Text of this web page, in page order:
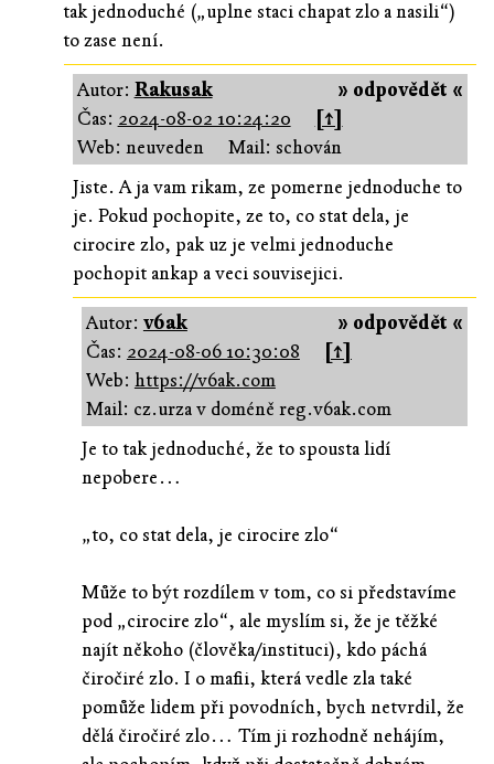
tak jednoduché („uplne staci chapat zlo a nasili“)
to zase není.
» odpovědět «
Autor: Rakusak
Čas: 2024-08-02 10:24:20
[↑]
Web: neuveden
Mail: schován
Jiste. A ja vam rikam, ze pomerne jednoduche to
je. Pokud pochopite, ze to, co stat dela, je
cirocire zlo, pak uz je velmi jednoduche
pochopit ankap a veci souvisejici.
» odpovědět «
Autor: v6ak
Čas: 2024-08-06 10:30:08
[↑]
Web: https://v6ak.com
Mail: cz.urza v doméně reg.v6ak.com
Je to tak jednoduché, že to spousta lidí
nepobere…
„to, co stat dela, je cirocire zlo“
Může to být rozdílem v tom, co si představíme
pod „cirocire zlo“, ale myslím si, že je těžké
najít někoho (člověka/instituci), kdo páchá
čiročiré zlo. I o mafii, která vedle zla také
pomůže lidem při povodních, bych netvrdil, že
dělá čiročiré zlo… Tím ji rozhodně nehájím,